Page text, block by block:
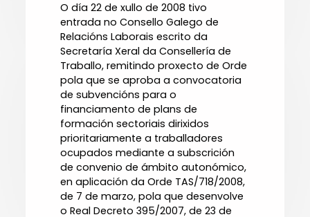
O día 22 de xullo de 2008 tivo
entrada no Consello Galego de
Relacións Laborais escrito da
Secretaría Xeral da Consellería de
Traballo, remitindo proxecto de Orde
pola que se aproba a convocatoria
de subvencións para o
financiamento de plans de
formación sectoriais dirixidos
prioritariamente a traballadores
ocupados mediante a subscrición
de convenio de ámbito autonómico,
en aplicación da Orde TAS/718/2008,
de 7 de marzo, pola que desenvolve
o Real Decreto 395/2007, de 23 de